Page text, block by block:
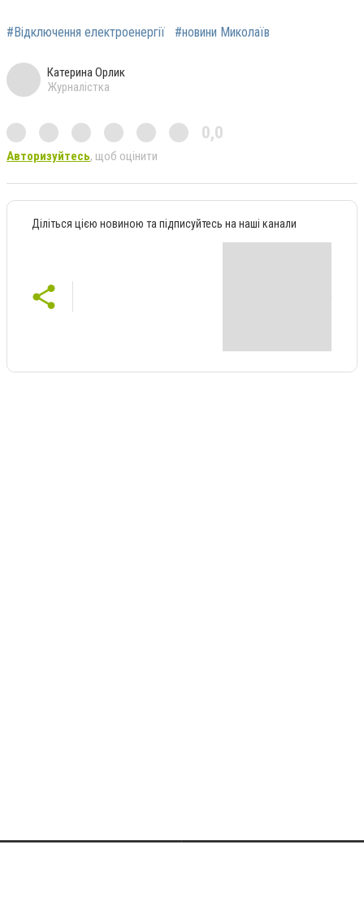
#Відключення електроенергії #новини Миколаїв
Катерина Орлик
Журналістка
0,0
Авторизуйтесь, щоб оцінити
Діліться цією новиною та підписуйтесь на наші канали